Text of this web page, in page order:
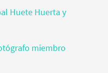
Huete Huerta y
miembro